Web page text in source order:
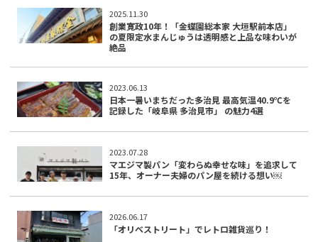
2025.11.30
創業寛政10年！「金蝶園総本家 大垣駅前本店」
の夏限定水まんじゅうは透明感と上品な味わいが
絶品
2023.06.13
日本一暑いまちだった多治見 最高気温40.9℃を
記録した「岐阜県 多治見市」 の魅力4選
2023.07.28
マエジマ製パン「変わらぬ幸せな味」を追求して
15年、オーナー夫婦のパン屋を続ける想い￼
2026.06.17
「オリベストリート」でレトロ雑貨巡り！